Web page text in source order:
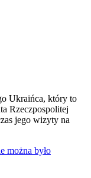
Ukraińca, który to
Rzeczpospolitej
jego wizyty na
można było